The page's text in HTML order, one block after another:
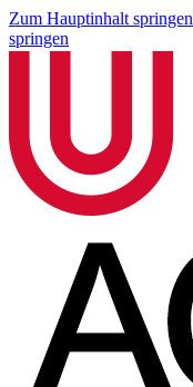
Zum Hauptinhalt springen
springen